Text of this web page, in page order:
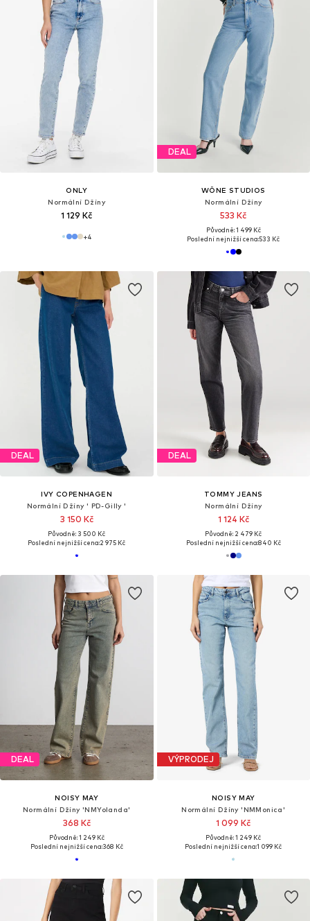
ONLY
Normální Džíny
1 129 Kč
+4
DEAL
WÔNE STUDIOS
Normální Džíny
533 Kč
Původně: 1 499 Kč
Poslední nejnižší cena:533 Kč
DEAL
IVY COPENHAGEN
Normální Džíny ' PD-Gilly '
3 150 Kč
Původně: 3 500 Kč
Poslední nejnižší cena:2 975 Kč
DEAL
TOMMY JEANS
Normální Džíny
1 124 Kč
Původně: 2 479 Kč
Poslední nejnižší cena:840 Kč
DEAL
NOISY MAY
Normální Džíny 'NMYolanda'
368 Kč
Původně: 1 249 Kč
Poslední nejnižší cena:368 Kč
VÝPRODEJ
NOISY MAY
Normální Džíny 'NMMonica'
1 099 Kč
Původně: 1 249 Kč
Poslední nejnižší cena:1 099 Kč